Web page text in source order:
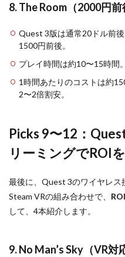
8. The Room（2000円前
Quest 3版は通常20ドル前
1500円前後。
プレイ時間は約10〜15時間。
1時間あたりのコストは約
2〜2倍割安。
Picks 9〜12：
リーミングでROI
最後に、Quest 3のワイヤレス
Steam VRの組み合わせで、
して、4本紹介します。
9. No Man’s Sky（VR対